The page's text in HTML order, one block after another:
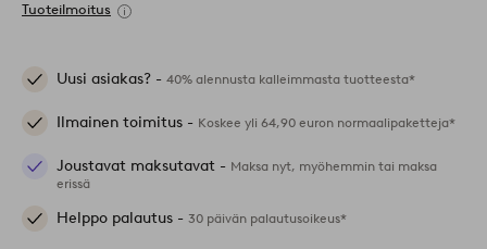
Tuoteilmoitus
Uusi asiakas? - 40% alennusta kalleimmasta tuotteesta*
Ilmainen toimitus - Koskee yli 64,90 euron normaalipaketteja*
Joustavat maksutavat - Maksa nyt, myöhemmin tai maksa
erissä
Helppo palautus - 30 päivän palautusoikeus*